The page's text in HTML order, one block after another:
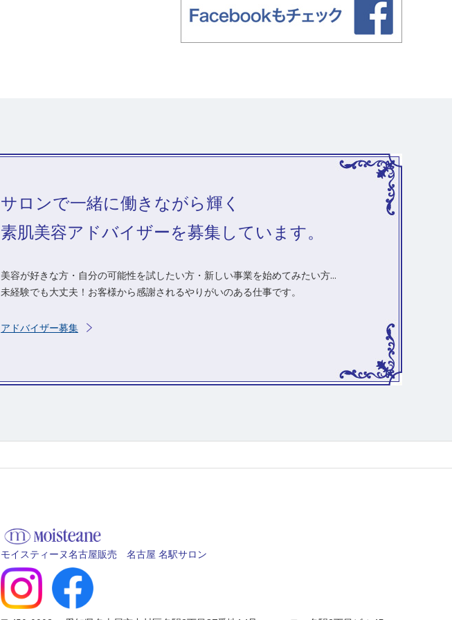
サロンで一緒に働きながら輝く
素肌美容アドバイザーを募集しています。
美容が好きな方・自分の可能性を試したい方・新しい事業を始めてみたい方...
未経験でも大丈夫！お客様から感謝されるやりがいのある仕事です。
アドバイザー募集
モイスティーヌ名古屋販売 名古屋 名駅サロン